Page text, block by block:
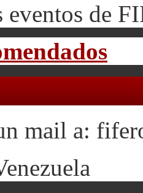
eventos de
mail a: